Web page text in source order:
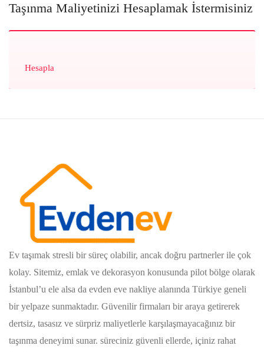
Taşınma Maliyetinizi Hesaplamak İstermisiniz
Hesapla
Ev taşımak stresli bir süreç olabilir, ancak doğru partnerler ile çok
kolay. Sitemiz, emlak ve dekorasyon konusunda pilot bölge olarak
İstanbul’u ele alsa da evden eve nakliye alanında Türkiye geneli
bir yelpaze sunmaktadır. Güvenilir firmaları bir araya getirerek
dertsiz, tasasız ve sürpriz maliyetlerle karşılaşmayacağınız bir
taşınma deneyimi sunar. süreciniz güvenli ellerde, içiniz rahat